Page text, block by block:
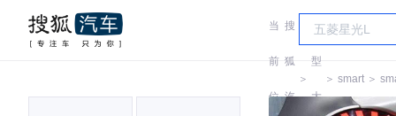
当
前
位
搜
狐
汽
＞
车
型
大
＞ smart ＞